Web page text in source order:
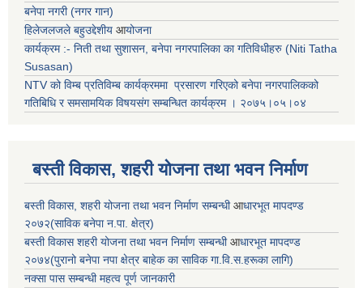
बनेपा नगरी (नगर गान)
हिलेजलजले बहुउद्देशीय आयोजना
कार्यक्रम :- निती तथा सुशासन, बनेपा नगरपालिका का गतिविधीहरु (Niti Tatha
Susasan)
NTV को विम्ब प्रतिविम्ब कार्यक्रममा प्रसारण गरिएकोबनेपा नगरपालिकको
गतिबिधि र समसामयिक विषयसंग सम्बन्धित कार्यक्रम । २०७५।०५।०४
बस्ती विकास, शहरी योजना तथा भवन निर्माण
बस्ती विकास, शहरी योजना तथा भवन निर्माण सम्बन्धीआधारभूत मापदण्ड
२०७२(साविक बनेपा न.पा. क्षेत्र)
बस्ती विकास शहरी योजना तथा भवन निर्माण सम्बन्धीआधारभूत मापदण्ड
२०७४(पुरानो बनेपा नपा क्षेत्र बाहेक का साविक गा.वि.स.हरूका लागि)
नक्सा पास सम्बन्धी महत्व पूर्ण जानकारी